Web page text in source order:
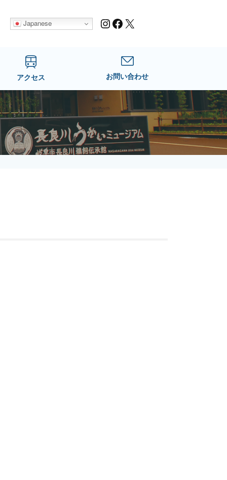
Japanese Instagram
Facebook
X
アクセス お問い合わせ